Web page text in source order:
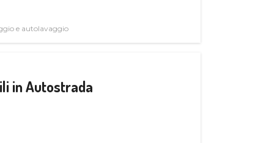
e autolavaggio
in Autostrada